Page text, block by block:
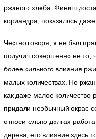
ржаного хлеба. Финиш
кориандра, показалось
Честно говоря, я не был
получил совершенно не то,
более сильного влияния
малых количествах. Но
как даже малое количество
придали необычный окрас
относительно долгая
дерева, его влияние здесь